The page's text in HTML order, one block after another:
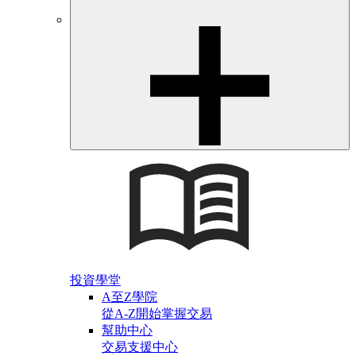
投資學堂
A至Z學院
從A-Z開始掌握交易
幫助中心
交易支援中心